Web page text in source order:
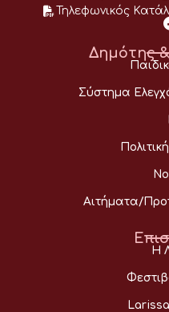
Τηλεφωνικός
Δημότης
Σύστημα
Αιτήματα/
Η